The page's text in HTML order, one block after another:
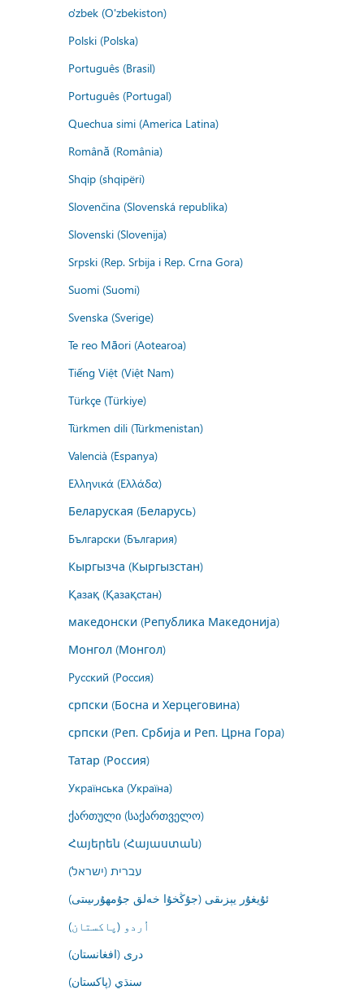
o'zbek (O'zbekiston)
Polski (Polska)
Português (Brasil)
Português (Portugal)
Quechua simi (America Latina)
Română (România)
Shqip (shqipëri)
Slovenčina (Slovenská republika)
Slovenski (Slovenija)
Srpski (Rep. Srbija i Rep. Crna Gora)
Suomi (Suomi)
Svenska (Sverige)
Te reo Māori (Aotearoa)
Tiếng Việt (Việt Nam)
Türkçe (Türkiye)
Türkmen dili (Türkmenistan)
Valencià (Espanya)
Ελληνικά (Ελλάδα)
Беларуская (Беларусь)
Български (България)
Кыргызча (Кыргызстан)
Қазақ (Қазақстан)
македонски (Република Македонија)
Монгол (Монгол)
Русский (Россия)
српски (Босна и Херцеговина)
српски (Реп. Србија и Реп. Црна Гора)
Татар (Россия)
Українська (Україна)
ქართული (საქართველო)
Հայերեն (Հայաստան)
עברית (ישראל)
ئۇيغۇر يېزىقى (جۇڭخۇا خەلق جۇمھۇرىيىتى)
اُردو (پاکستان)
درى (افغانستان)
سنڌي (پاکستان)